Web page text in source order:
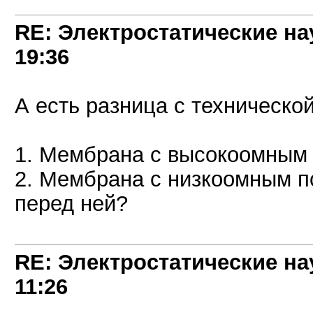
RE: Электростатические
19:36
А есть разница с
1. Мембрана с высокоомным
2. Мембрана с низкоомным
перед ней?
RE: Электростатические
11:26